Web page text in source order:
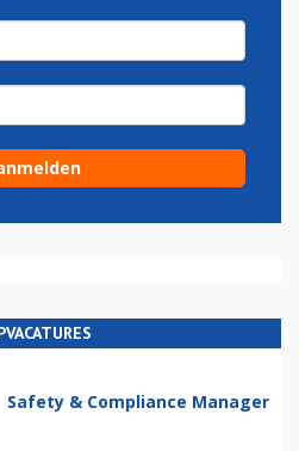
Safety & Compliance Manager